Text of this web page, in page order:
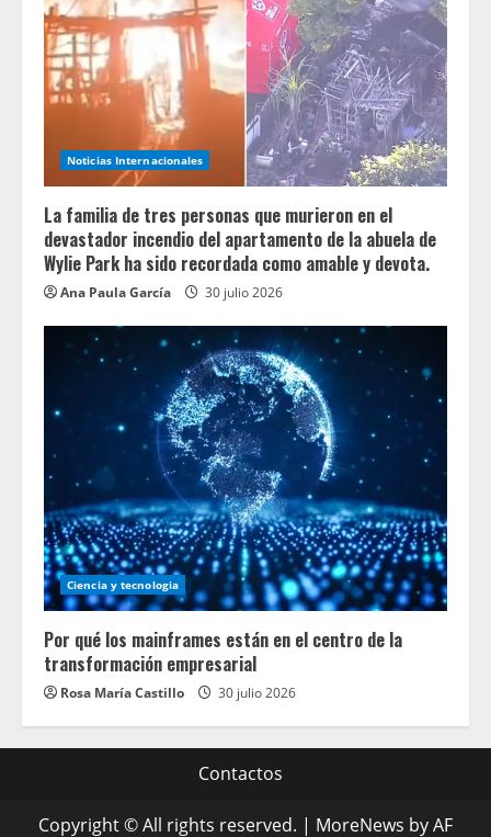
Noticias Internacionales
La familia de tres personas que murieron en el
devastador incendio del apartamento de la abuela de
Wylie Park ha sido recordada como amable y devota.
Ana Paula García 30 julio 2026
Ciencia y tecnologia
Por qué los mainframes están en el centro de la
transformación empresarial
Rosa María Castillo 30 julio 2026
Contactos
Copyright © All rights reserved. | MoreNews by AF